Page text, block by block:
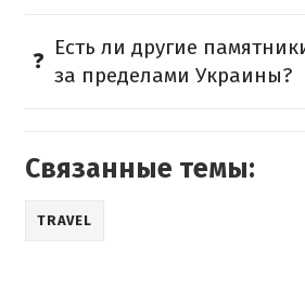
Есть ли другие
за пределами Украины?
Связанные темы:
TRAVEL